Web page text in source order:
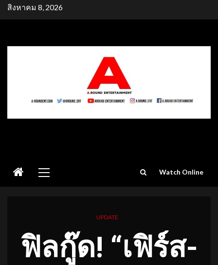
Skipสิงหาคม 8, 2026
Menu
Watch Online
UPDATE
ฟิลกู๊ด! “เฟิร์ส-